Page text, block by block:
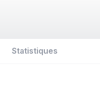
Statistiques